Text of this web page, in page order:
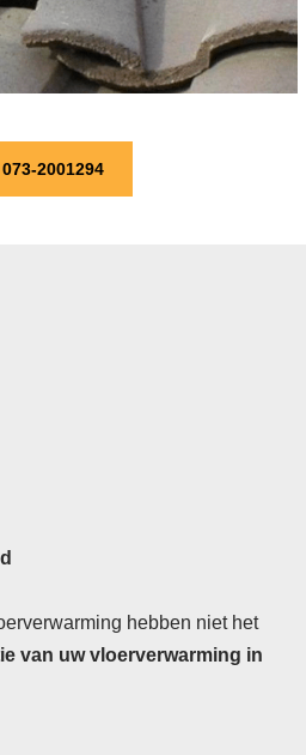
2001294
hebben niet het
van uw vloerverwarming in